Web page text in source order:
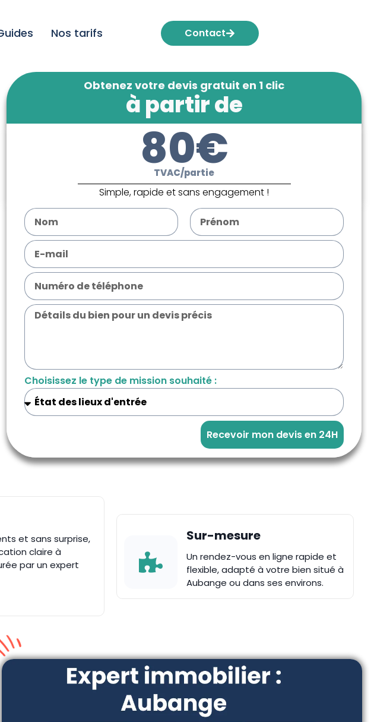
Nos tarifs Contact
Obtenez votre devis gratuit en 1 clic
à partir de
80€
TVAC/partie
Simple, rapide et sans engagement !
Choisissez le type de mission souhaité :
Recevoir mon devis en 24H
et sans surprise,
claire à
par un expert
Sur-mesure
Un rendez-vous en ligne rapide et
flexible, adapté à votre bien situé à
Aubange ou dans ses environs.